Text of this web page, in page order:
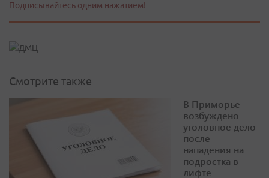
Подписывайтесь одним нажатием!
Смотрите также
В Приморье
возбуждено
уголовное дело
после
нападения на
подростка в
лифте